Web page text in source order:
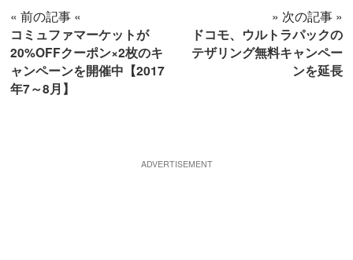
« 前の記事 «
コミュファマーケットが
20%OFFクーポン×2枚のキ
ャンペーンを開催中【2017
年7～8月】
» 次の記事 »
ドコモ、ウルトラパックの
テザリング無料キャンペー
ンを延長